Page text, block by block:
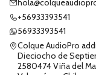
+56933393541
56933393541
Colque AudioPro
Dieciocho de
2580474 Viña del